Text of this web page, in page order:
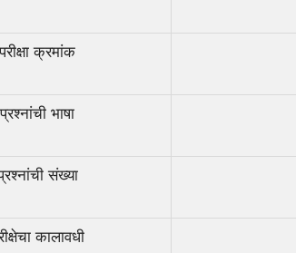
परीक्षा क्रमांक
प्रश्नांची भाषा
संख्या
कालावधी